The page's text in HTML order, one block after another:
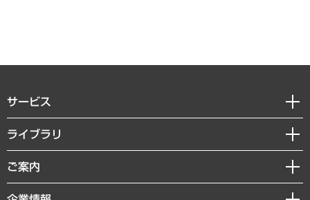
サービス
経営戦略
組織・人事戦略
デジタルイノベーション
ライブラリ
経済調査
レポート
ご案内
セミナー・イベント情報